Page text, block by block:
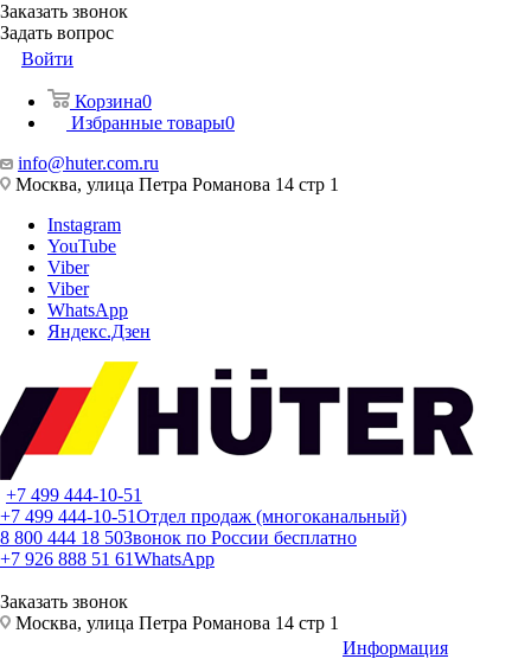
Заказать звонок
Задать вопрос
Войти
Корзина0
Избранные товары0
info@huter.com.ru
Москва, улица Петра Романова 14 стр 1
Instagram
YouTube
Viber
Viber
WhatsApp
Яндекс.Дзен
+7 499 444-10-51
+7 499 444-10-51Отдел продаж (многоканальный)
8 800 444 18 50Звонок по России бесплатно
+7 926 888 51 61WhatsApp
Заказать звонок
Москва, улица Петра Романова 14 стр 1
Информация